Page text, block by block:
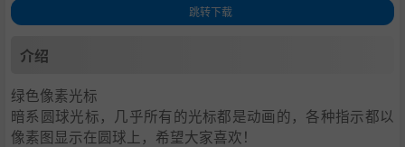
跳转下载
2 .下载
介绍
绿色像素光标
暗系圆球光标，几乎所有的光标都是动画的，各种指示都以
像素图显示在圆球上，希望大家喜欢！